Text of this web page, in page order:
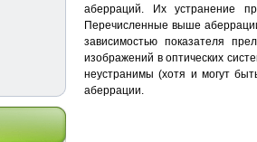
аберраций. Их устранение
Перечисленные выше
зависимостью показателя
изображений в оптических
неустранимы (хотя и могут
аберрации.